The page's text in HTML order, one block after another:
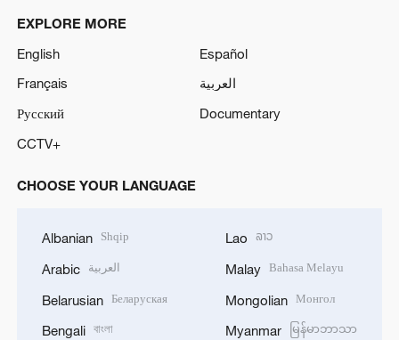
EXPLORE MORE
English
Español
Français
العربية
Русский
Documentary
CCTV+
CHOOSE YOUR LANGUAGE
Albanian Shqip
Arabic العربية
Belarusian Беларуская
Bengali বাংলা
Lao ລາວ
Malay Bahasa Melayu
Mongolian Монгол
Myanmar မြန်မာဘာသာ